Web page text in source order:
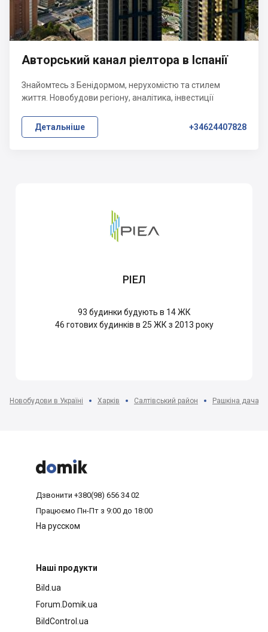
Авторський канал ріелтора в Іспанії
Знайомтесь з Бенідормом, нерухомістю та стилем
життя. Новобудови регіону, аналітика, інвестиції
Детальніше +34624407828
РІЕЛ
93 будинки будують в 14 ЖК
46 готових будинків в 25 ЖК з 2013 року
Новобудови в Україні Харків Салтівський район Рашкіна дача



Дзвонити +380(98) 656 34 02
Працюємо Пн-Пт з 9:00 до 18:00
На русском
Наші продукти
Bild.ua
Forum.Domik.ua
BildControl.ua